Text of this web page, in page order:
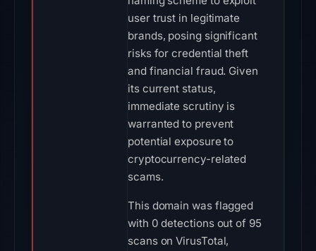
user trust in legitimate
brands, posing significant
risks for credential theft
and financial fraud. Given
its current status,
immediate scrutiny is
warranted to prevent
potential exposure to
cryptocurrency-related
scams.
This domain was flagged
with 0 detections out of 95
scans on VirusTotal,